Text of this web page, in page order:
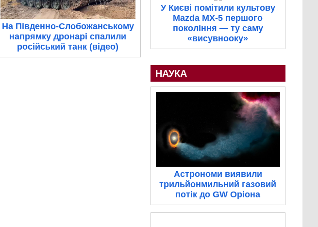
На Південно-Слобожанському
напрямку дронарі спалили
російський танк (відео)
У Києві помітили культову
Mazda MX-5 першого
покоління — ту саму
«висувнооку»
НАУКА
Астрономи виявили
трильйонмильний газовий
потік до GW Оріона